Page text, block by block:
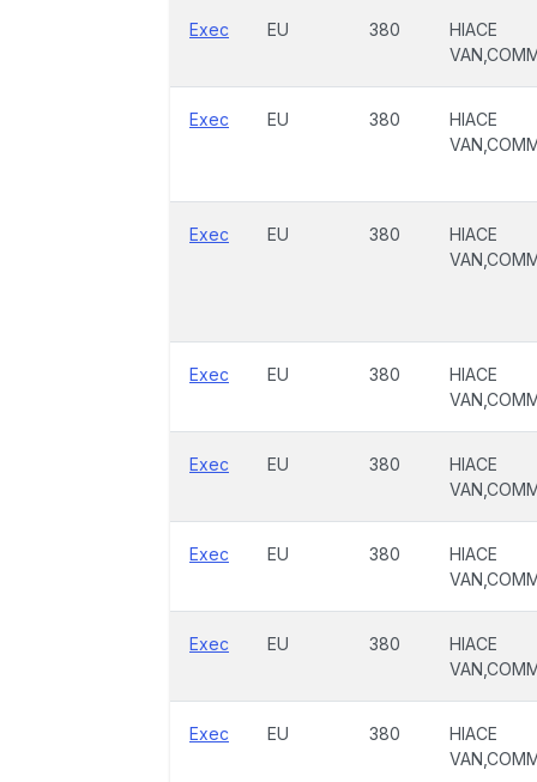
Exec EU 380
HIACE
Exec EU 380
HIACE
Exec EU 380
HIACE
Exec EU 380
HIACE
Exec EU 380
HIACE
Exec EU 380
HIACE
Exec EU 380
HIACE
Exec EU 380
HIACE